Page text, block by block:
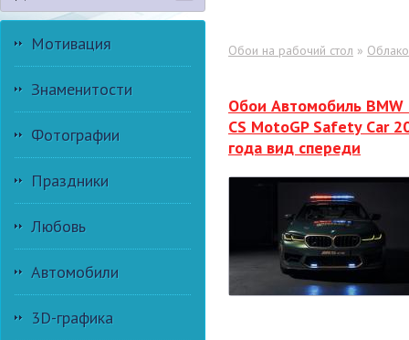
Мотивация
Знаменитости
Фотографии
Праздники
Любовь
Автомобили
3D-графика
Обои на рабочий стол »
Обои Автомобиль BMW
CS MotoGP Safety Car
года вид спереди